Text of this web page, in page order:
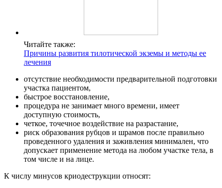
Читайте также:
Причины развития тилотической экземы и методы ее
лечения
отсутствие необходимости предварительной подготовки
участка пациентом,
быстрое восстановление,
процедура не занимает много времени, имеет
доступную стоимость,
четкое, точечное воздействие на разрастание,
риск образования рубцов и шрамов после правильно
проведенного удаления и заживления минимален, что
допускает применение метода на любом участке тела, в
том числе и на лице.
К числу минусов криодеструкции относят: